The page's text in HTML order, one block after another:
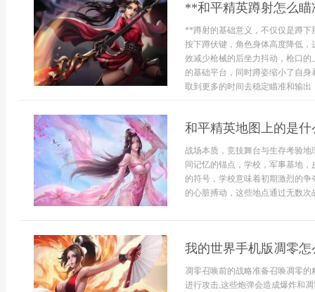
**和平精英蹲射怎么
**蹲射的基础意义，不仅仅是蹲
按下蹲伏键，角色身体高度降低
效减少枪械的后坐力抖动，枪口
的基础平台，同时蹲姿缩小了自
取到更多的时间去稳定瞄准和输出
和平精英地图上的是
战场本质，竞技舞台与生存考验
同记忆的锚点，学校，军事基地
的符号，学校意味着初期激烈的
的心脏搏动，这些地点通过无数
我的世界手机版凋零
凋零召唤前的战略准备召唤凋零
进行攻击,这些炮弹会造成爆炸和